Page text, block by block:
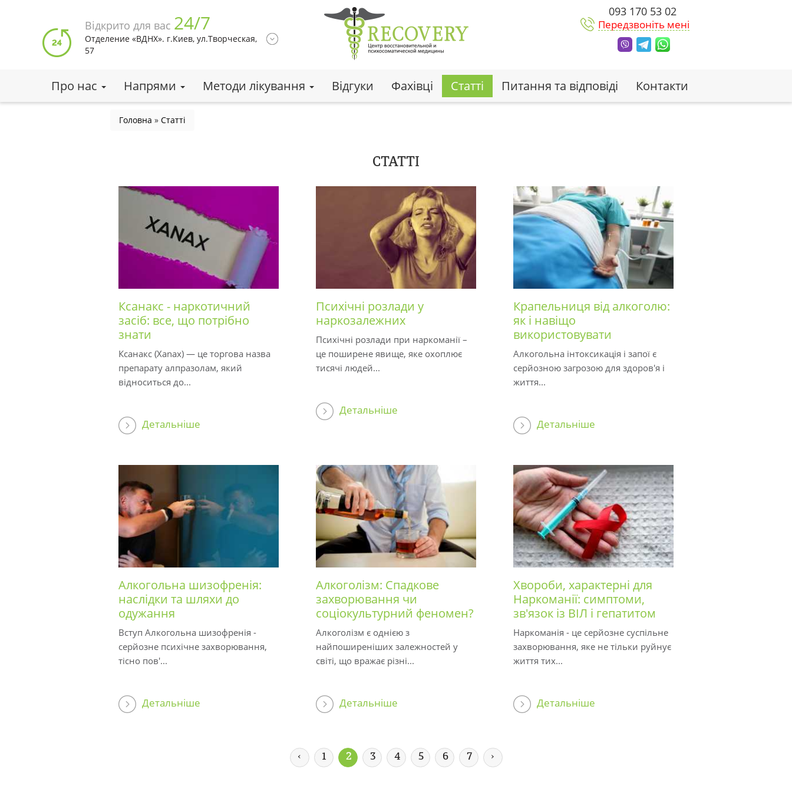
Відкрито для вас 24/7
Отделение «ВДНХ». г.Киев, ул.Творческая,
57
093 170 53 02
Передзвоніть мені
Про нас Напрями Методи лікування Відгуки Фахівці Статті Питання та відповіді Контакти
Ви
Головна » Статті
СТАТТІ
Ксанакс - наркотичний
засіб: все, що потрібно
знати
Ксанакс (Xanax) — це торгова назва
препарату алпразолам, який
відноситься до...
Детальніше
Психічні розлади у
наркозалежних
Психічні розлади при наркоманії –
це поширене явище, яке охоплює
тисячі людей...
Детальніше
Крапельниця від алкоголю:
як і навіщо
використовувати
Алкогольна інтоксикація і запої є
серйозною загрозою для здоров'я і
життя...
Детальніше
Алкогольна шизофренія:
наслідки та шляхи до
одужання
Вступ Алкогольна шизофренія -
серйозне психічне захворювання,
тісно пов'...
Детальніше
Алкоголізм: Спадкове
захворювання чи
соціокультурний феномен?
Алкоголізм є однією з
найпоширеніших залежностей у
світі, що вражає різні...
Детальніше
Хвороби, характерні для
Наркоманії: симптоми,
зв'язок із ВІЛ і гепатитом
Наркоманія - це серйозне суспільне
захворювання, яке не тільки руйнує
життя тих...
Детальніше
‹ 1 2 3 4 5 6 7 ›